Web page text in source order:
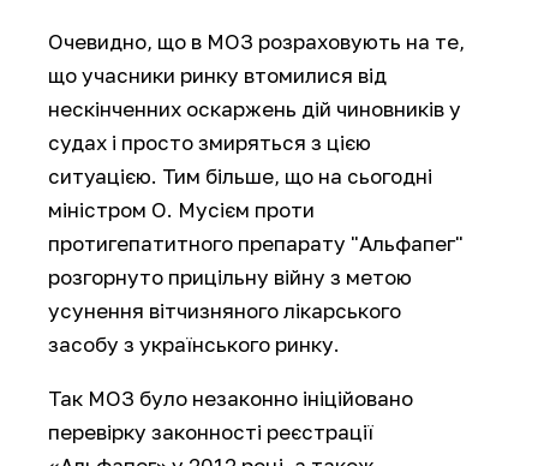
Очевидно, що в МОЗ розраховують на те,
що учасники ринку втомилися від
нескінченних оскаржень дій чиновників у
судах і просто змиряться з цією
ситуацією. Тим більше, що на сьогодні
міністром О. Мусієм проти
протигепатитного препарату "Альфапег"
розгорнуто прицільну війну з метою
усунення вітчизняного лікарського
засобу з українського ринку.
Так МОЗ було незаконно ініційовано
перевірку законності реєстрації